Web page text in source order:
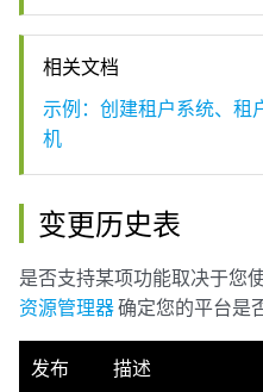
相关文档
示例：创建租户系统、租
机
变更历史表
是否支持某项功能取决于您
资源管理器确定您的平台是
发布 描述